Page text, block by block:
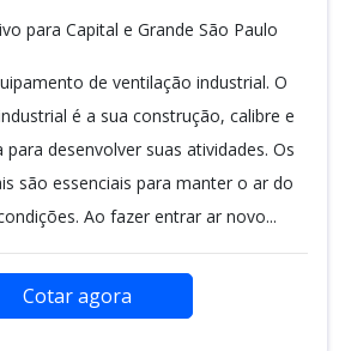
para Capital e Grande São Paulo
de ventilação industrial. O
é a sua construção, calibre e
desenvolver suas atividades. Os
são essenciais para manter o ar do
Ao fazer entrar ar novo...
Cotar agora